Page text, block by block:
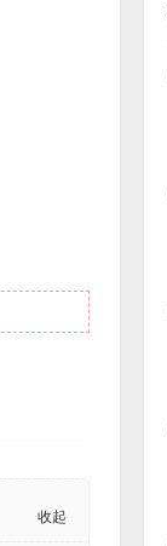
收起